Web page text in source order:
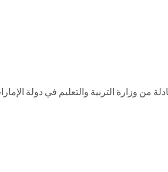
من وزارة التربية والتعليم في دولة